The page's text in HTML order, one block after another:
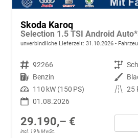
Skoda Karoq
unverbindliche Lieferzeit: 31.10.2026
Fahrzeugnr. 92266 Getriebe
Kraftstoff Benzin Außenfarbe
Leistung 110 kW (150 PS) Kilometerstand 25
01.08.2026
29.190,– €
incl. 19% MwSt.